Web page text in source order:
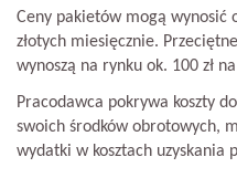
Ceny pakietów mogą wynosić
złotych miesięcznie.
wynoszą na rynku ok. 100 zł
Pracodawca pokrywa koszty
swoich środków obrotowych,
wydatki w kosztach uzyskania